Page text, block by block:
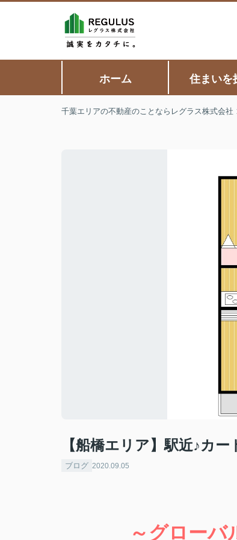
ホーム 住まいを
千葉エリアの不動産のことならレグラス株式会社
【船橋エリア】駅近♪カ
ブログ 2020.09.05
～グローバ